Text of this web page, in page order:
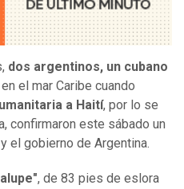
dos argentinos, un cubano
el mar Caribe cuando
a Haití, por lo se
confirmaron este sábado un
el gobierno de Argentina.
, de 83 pies de eslora